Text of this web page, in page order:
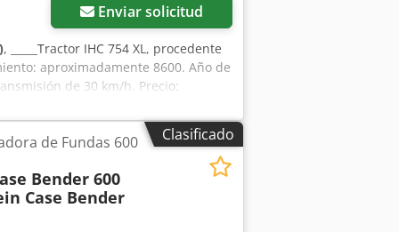
Enviar solicitud
, _____Tractor IHC 754 XL, procedente
aproximadamente 8600. Año de
de 30 km/h. Precio:
Clasificado
de Fundas 600
Bender 600
Case Bender